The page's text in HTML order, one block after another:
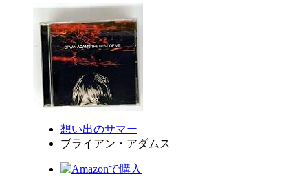
想い出のサマー
ブライアン・アダムス